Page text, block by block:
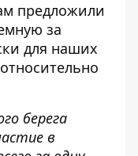
предложили
за
для наших
берега
в